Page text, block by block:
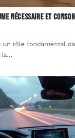
nécessaire et
un rôle fondamental
…